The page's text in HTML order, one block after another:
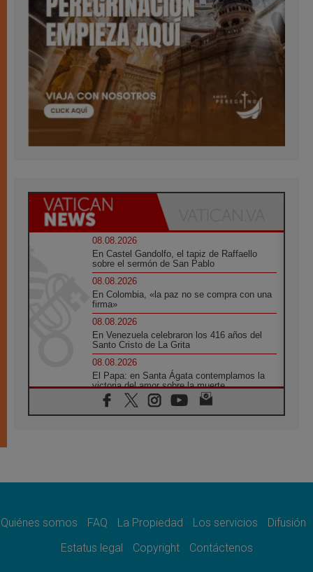
08.08.2026
En Castel Gandolfo, el tapiz de Raffaello
sobre el sermón de San Pablo
08.08.2026
En Colombia, «la paz no se compra con una
firma»
08.08.2026
En Venezuela celebraron los 416 años del
Santo Cristo de La Grita
08.08.2026
El Papa: en Santa Ágata contemplamos la
victoria del amor sobre la muerte
08.08.2026
León XIV visitará el Santuario de la Madre
07.08.2026
07.08.2026
el compromiso del cristiano"
Quiénes somos FAQ La Propiedad Los servicios
Difusión
Estatus legal
Copyright Contáctenos